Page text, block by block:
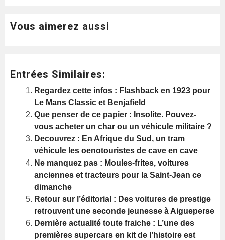
Vous aimerez aussi
Entrées Similaires:
Regardez cette infos : Flashback en 1923 pour
Le Mans Classic et Benjafield
Que penser de ce papier : Insolite. Pouvez-
vous acheter un char ou un véhicule militaire ?
Decouvrez : En Afrique du Sud, un tram
véhicule les oenotouristes de cave en cave
Ne manquez pas : Moules-frites, voitures
anciennes et tracteurs pour la Saint-Jean ce
dimanche
Retour sur l’éditorial : Des voitures de prestige
retrouvent une seconde jeunesse à Aigueperse
Dernière actualité toute fraiche : L’une des
premières supercars en kit de l’histoire est